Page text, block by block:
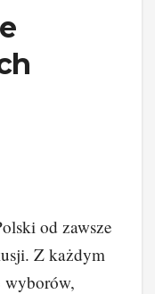
od zawsze
Z każdym
wyborów,